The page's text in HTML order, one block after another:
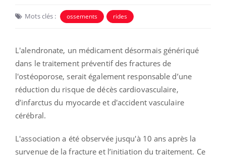
Mots clés : ossements rides
L'alendronate, un médicament désormais génériqué
dans le traitement préventif des fractures de
l'ostéoporose, serait également responsable d’une
réduction du risque de décès cardiovasculaire,
d’infarctus du myocarde et d'accident vasculaire
cérébral.
L'association a été observée jusqu'à 10 ans après la
survenue de la fracture et l’initiation du traitement. Ce